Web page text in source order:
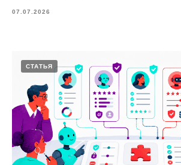
07.07.2026
СТАТЬЯ